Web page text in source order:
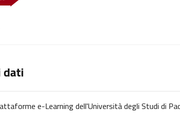
dati
e-Learning dell'Università degli Studi di